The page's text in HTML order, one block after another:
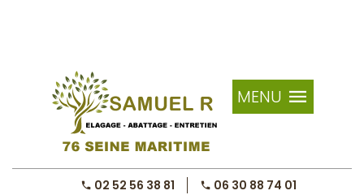
MENU
02 52 56 38 81 06 30 88 74 01